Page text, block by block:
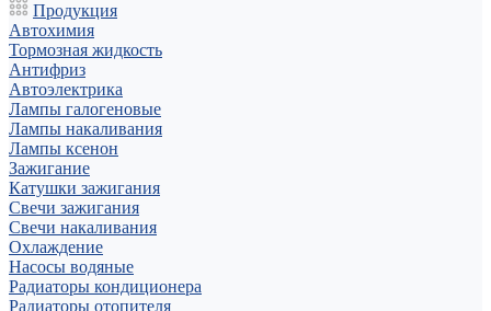
Продукция
Автохимия
Тормозная жидкость
Антифриз
Автоэлектрика
Лампы галогеновые
Лампы накаливания
Лампы ксенон
Зажигание
Катушки зажигания
Свечи зажигания
Свечи накаливания
Охлаждение
Насосы водяные
Радиаторы кондиционера
Радиаторы отопителя